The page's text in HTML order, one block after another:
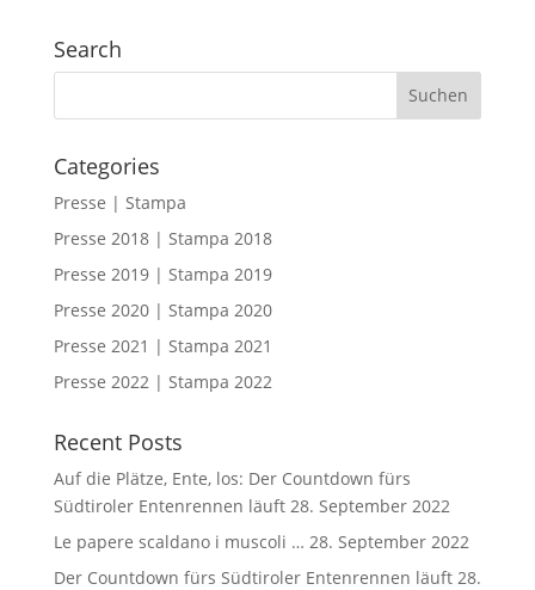
Search
Categories
Presse | Stampa
Presse 2018 | Stampa 2018
Presse 2019 | Stampa 2019
Presse 2020 | Stampa 2020
Presse 2021 | Stampa 2021
Presse 2022 | Stampa 2022
Recent Posts
Auf die Plätze, Ente, los: Der Countdown fürs
Südtiroler Entenrennen läuft 28. September 2022
Le papere scaldano i muscoli … 28. September 2022
Der Countdown fürs Südtiroler Entenrennen läuft 28.